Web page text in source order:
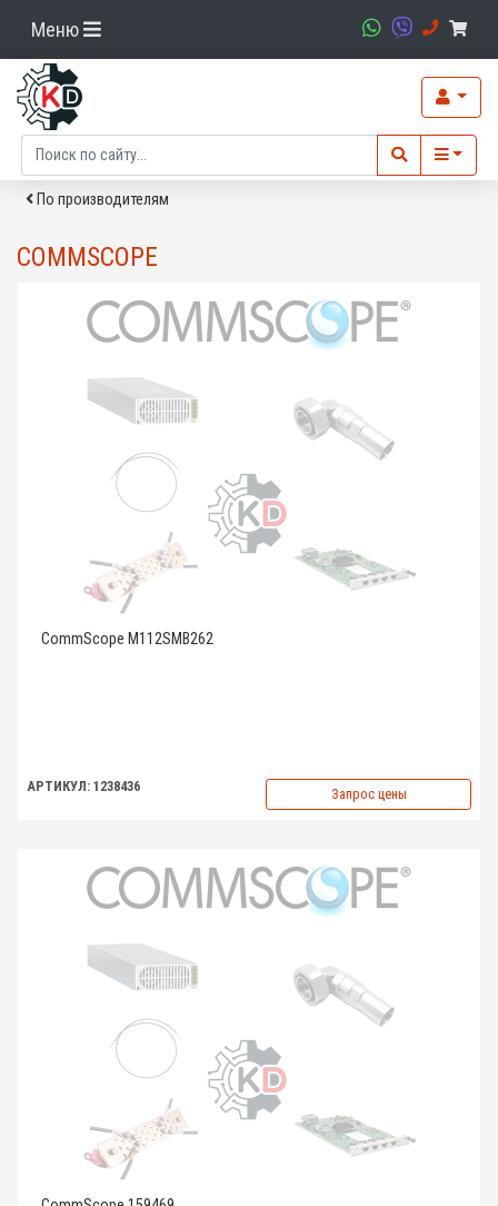
Меню
По производителям
COMMSCOPE
CommScope M112SMB262
АРТИКУЛ: 1238436 Запрос цены